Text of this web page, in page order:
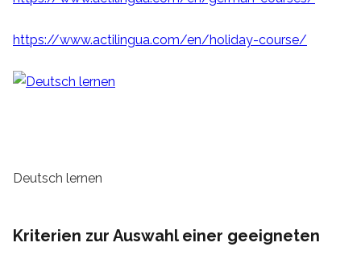
https://www.actilingua.com/en/holiday-course/
Deutsch lernen
Kriterien zur Auswahl einer geeigneten